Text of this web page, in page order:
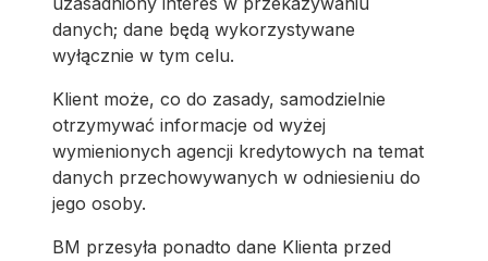
danych; dane będą wykorzystywane
wyłącznie w tym celu.
Klient może, co do zasady, samodzielnie
otrzymywać informacje od wyżej
wymienionych agencji kredytowych na temat
danych przechowywanych w odniesieniu do
jego osoby.
BM przesyła ponadto dane Klienta przed